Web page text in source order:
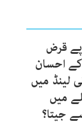
قرض
کے احسان
لینڈ میں
میں
جیتا؟